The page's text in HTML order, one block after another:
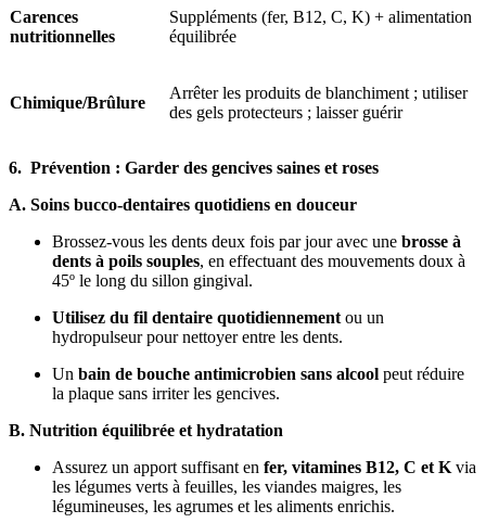
Carences
nutritionnelles
Suppléments (fer, B12, C, K) + alimentation
équilibrée
Chimique/Brûlure
Arrêter les produits de blanchiment ; utiliser
des gels protecteurs ; laisser guérir
6. Prévention : Garder des gencives saines et roses
A. Soins bucco-dentaires quotidiens en douceur
Brossez-vous les dents deux fois par jour avec une brosse à
dents à poils souples, en effectuant des mouvements doux à
45º le long du sillon gingival.
Utilisez du fil dentaire quotidiennement ou un
hydropulseur pour nettoyer entre les dents.
Un bain de bouche antimicrobien sans alcool peut réduire
la plaque sans irriter les gencives.
B. Nutrition équilibrée et hydratation
Assurez un apport suffisant en fer, vitamines B12, C et K via
les légumes verts à feuilles, les viandes maigres, les
légumineuses, les agrumes et les aliments enrichis.